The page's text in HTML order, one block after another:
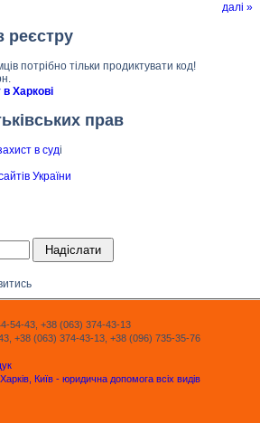
далі »
реєстру
потрібно тільки продиктувати код!
Харкові
прав
в суді
54-43, +38 (063) 374-43-13
+38 (063) 374-43-13, +38 (096) 735-35-76
Київ - юридична допомога всіх видів